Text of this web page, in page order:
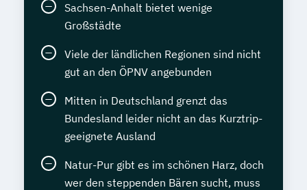
Sachsen-Anhalt bietet wenige
Großstädte
Viele der ländlichen Regionen sind nicht
gut an den ÖPNV angebunden
Mitten in Deutschland grenzt das
Bundesland leider nicht an das Kurztrip-
geeignete Ausland
Natur-Pur gibt es im schönen Harz, doch
wer den steppenden Bären sucht, muss